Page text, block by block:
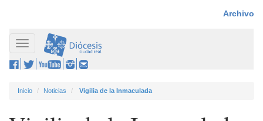
Archivo
Toggle
navigation
Inicio Noticias Vigilia de la Inmaculada